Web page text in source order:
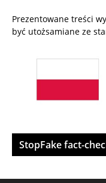
Prezentowane treści
być utożsamiane ze
StopFake fact-